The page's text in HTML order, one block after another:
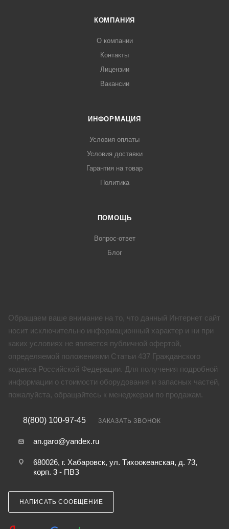
КОМПАНИЯ
О компании
Контакты
Лицензии
Вакансии
ИНФОРМАЦИЯ
Условия оплаты
Условия доставки
Гарантия на товар
Политика
ПОМОЩЬ
Вопрос-ответ
Блог
Обращаем ваше внимание на то, что данный Интернет сайт
носит исключительно информационный характер и ни при
каких условиях не является публичной офертой,
определяемой положениями Статьи 437 Гражданского
кодекса Российской Федерации. Для получения подробной
информации о стоимости оборудования и запасных частей,
пожалуйста, обращайтесь к менеджерам по продажам.
8(800) 100-97-45 ЗАКАЗАТЬ ЗВОНОК
an.garo@yandex.ru
680026, г. Хабаровск, ул. Тихоокеанская, д. 73,
корп. 3 - ПВЗ
НАПИСАТЬ СООБЩЕНИЕ